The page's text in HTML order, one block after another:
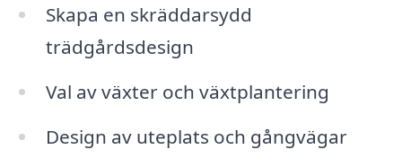
Skapa en skräddarsydd
trädgårdsdesign
Val av växter och växtplantering
Design av uteplats och gångvägar